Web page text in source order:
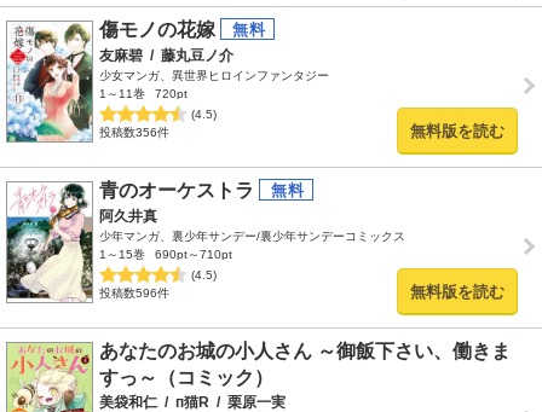
傷モノの花嫁
友麻碧 / 藤丸豆ノ介
少女マンガ、異世界ヒロインファンタジー
1～11巻
720pt
(4.5)
投稿数356件
無料版を読む
青のオーケストラ
阿久井真
少年マンガ、裏少年サンデー/裏少年サンデーコミックス
1～15巻
690pt～710pt
(4.5)
投稿数596件
無料版を読む
あなたのお城の小人さん ～御飯下さい、働きま
すっ～（コミック）
美袋和仁 / п猫R / 栗原一実